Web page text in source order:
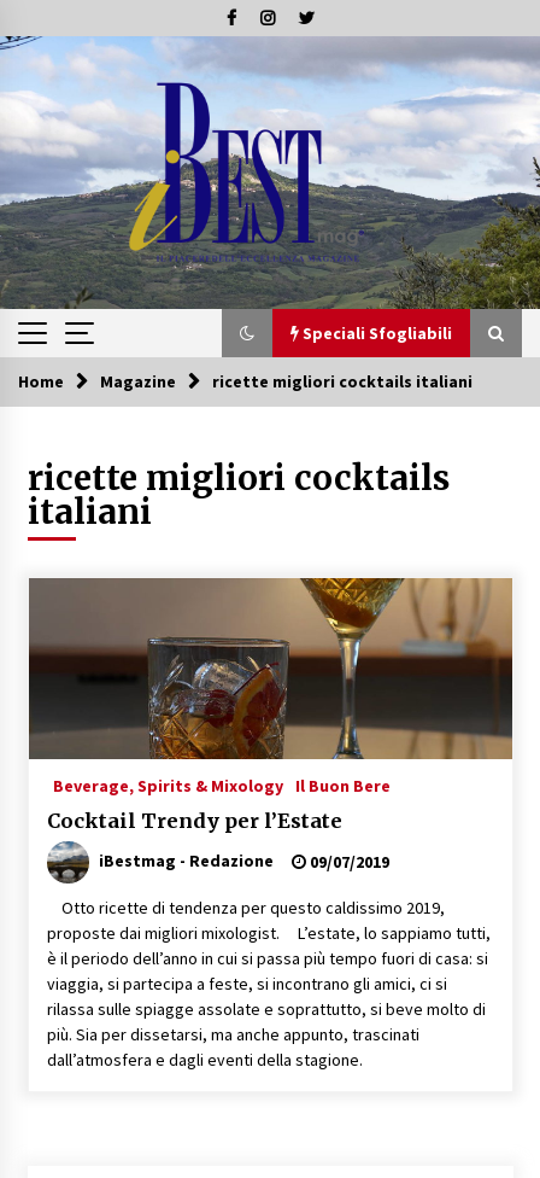
to
content
Speciali Sfogliabili
Speciali Sfogliabili
Speciale – Tesori di Toscana
16/07/2019
Speciale – Cinque Risi Italiani Top
Speciale Vini Rosè Italiani
31/07/2018
Home Magazine ricette migliori cocktails italiani
ricette migliori cocktails
italiani
Beverage, Spirits & Mixology Il Buon Bere
Cocktail Trendy per l’Estate
iBestmag - Redazione 09/07/2019
Otto ricette di tendenza per questo caldissimo 2019,
proposte dai migliori mixologist. L’estate, lo sappiamo tutti,
è il periodo dell’anno in cui si passa più tempo fuori di casa: si
viaggia, si partecipa a feste, si incontrano gli amici, ci si
rilassa sulle spiagge assolate e soprattutto, si beve molto di
più. Sia per dissetarsi, ma anche appunto, trascinati
dall’atmosfera e dagli eventi della stagione.